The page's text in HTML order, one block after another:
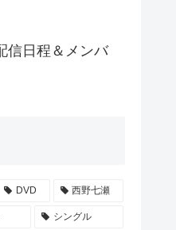
信日程＆メンバ
DVD 西野七瀬
シングル